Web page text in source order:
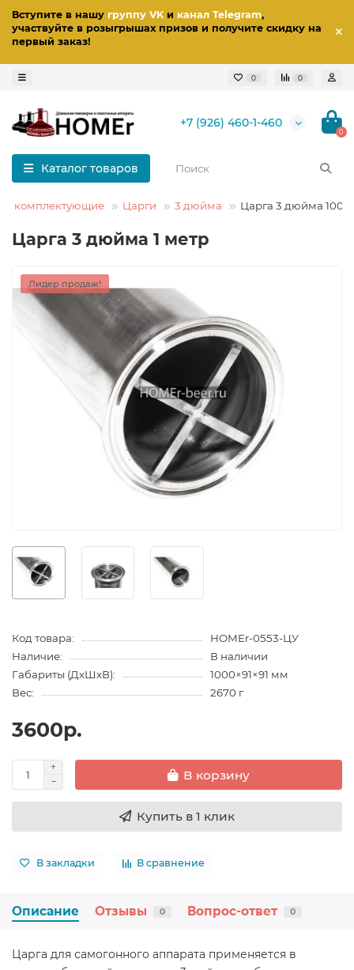
Вступите в нашу группу VKи канал Telegram,
участвуйте в розыгрышах призов и получите скидку на
первый заказ!
0 0
+7 (926) 460-1-460
0
Каталог товаров
и комплектующие Царги 3 дюйма Царга 3 дюйма 100
Царга 3 дюйма 1 метр
Лидер продаж!
Код товара:
HOMEr-0553-ЦУ
Наличие:
В наличии
Габариты (ДхШхВ):
1000×91×91 мм
Вес:
2670 г
3600р.
В корзину
Купить в 1 клик
В закладки В сравнение
Описание Отзывы 0 Вопрос-ответ 0
Царга для самогонного аппарата применяется в